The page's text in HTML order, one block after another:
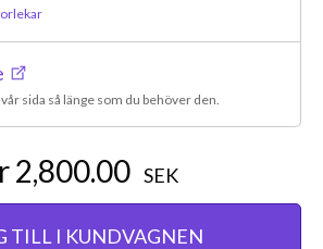
sida så länge som du behöver den.
2,800.00 SEK
TILL I KUNDVAGNEN